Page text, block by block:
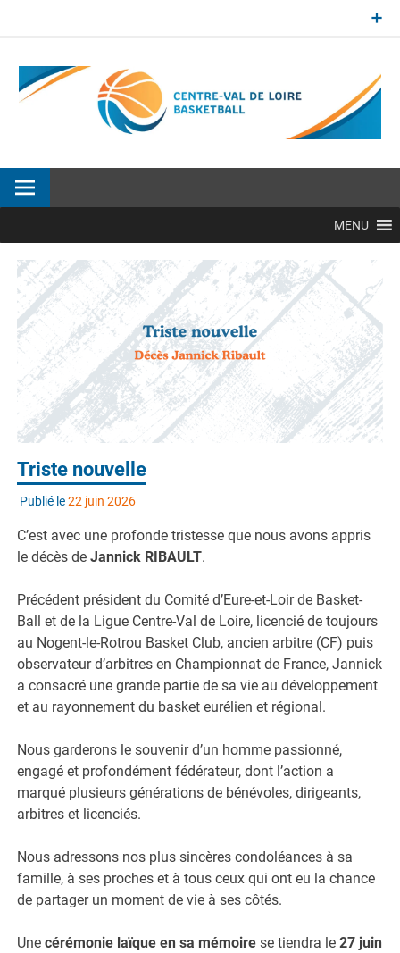
MENU
Triste nouvelle
Publié le22 juin 2026
C’est avec une profonde tristesse que nous avons appris
le décès deJannick RIBAULT.
Précédent président du Comité d’Eure-et-Loir de Basket-
Ball et de la Ligue Centre-Val de Loire, licencié de toujours
au Nogent-le-Rotrou Basket Club, ancien arbitre (CF) puis
observateur d’arbitres en Championnat de France, Jannick
a consacré une grande partie de sa vie au développement
et au rayonnement du basket eurélien et régional.
Nous garderons le souvenir d’un homme passionné,
engagé et profondément fédérateur, dont l’action a
marqué plusieurs générations de bénévoles, dirigeants,
arbitres et licenciés.
Nous adressons nos plus sincères condoléances à sa
famille, à ses proches et à tous ceux qui ont eu la chance
de partager un moment de vie à ses côtés.
Unecérémonie laïque en sa mémoire se tiendra le27 juin